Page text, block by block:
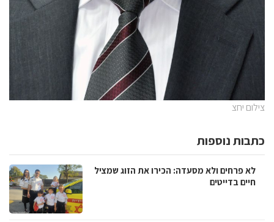
צילום יחצ
כתבות נוספות
לא פרחים ולא מסעדה: הכירו את הזוג שמציל
חיים בדייטים